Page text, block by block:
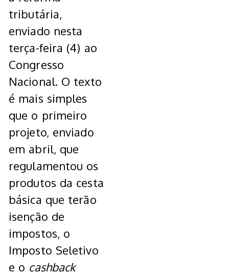
tributária,
enviado nesta
terça-feira (4) ao
Congresso
Nacional. O texto
é mais simples
que o primeiro
projeto, enviado
em abril, que
regulamentou os
produtos da cesta
básica que terão
isenção de
impostos, o
Imposto Seletivo
e o cashback